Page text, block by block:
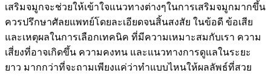
เสริมจมูกจะช่วยให้เข้าใจแนวทางต่างๆในการเสริมจมูกมากขึ้น
ควรปรึกษาศัลยแพทย์โดยละเอียดจนสิ้นสงสัย ในข้อดี ข้อเสีย
และเหตุผลในการเลือกเทคนิค ที่มีความเหมาะสมกับเรา ความ
เสี่ยงที่อาจเกิดขึ้น ความคงทน และแนวทางการดูแลในระยะ
ยาว มากกว่าที่จะถามเพียงแค่ว่าทำแบบไหนให้ผลลัพธ์ที่สวย